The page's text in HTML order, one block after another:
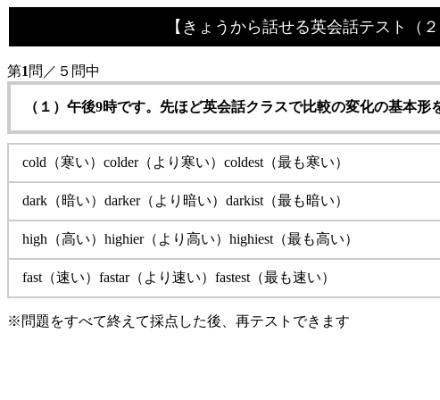
【きょうから話せる英会話テスト（
第1 問／５問中
（１）午後9時です。先ほど英会話クラスで比較の変化の基本
cold（寒い）colder（より寒い）coldest（最も寒い）
dark（暗い）darker（より暗い）darkist（最も暗い）
high（高い）highier（より高い）highiest（最も高い）
fast（速い）fastar（より速い）fastest（最も速い）
※問題をすべて終えて採点した後、再テストできます